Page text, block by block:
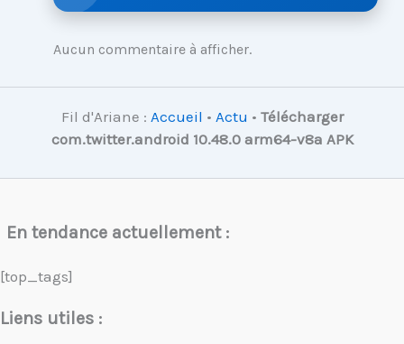
Aucun commentaire à afficher.
Fil d'Ariane : Accueil • Actu • Télécharger
com.twitter.android 10.48.0 arm64-v8a APK
En tendance actuellement :
[top_tags]
Liens utiles :